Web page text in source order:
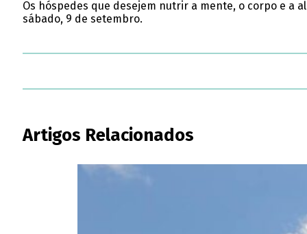
Os hóspedes que desejem nutrir a mente, o corpo e a
sábado, 9 de setembro.
Artigos Relacionados